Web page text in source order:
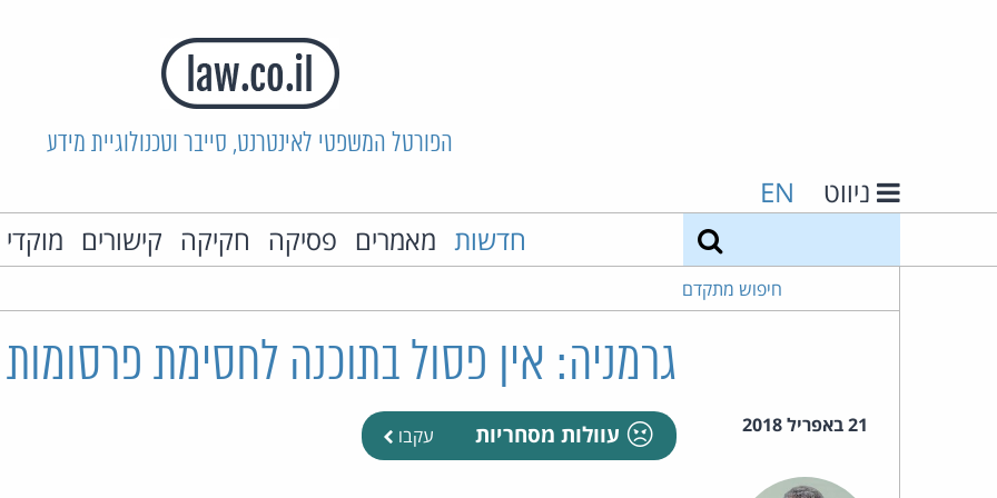
הפורטל המשפטי לאינטרנט, סייבר וטכנולוגיית מידע
ניווט EN
חדשות מאמרים פסיקה חקיקה קישורים
חיפוש מתקדם
גרמניה: אין פסול בתוכנה לחסימת פרסומות
21 באפריל 2018 עוולות מסחריות עקבו